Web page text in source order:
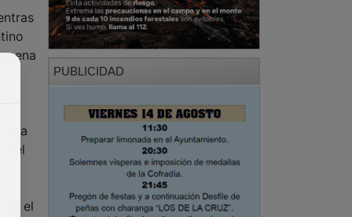
pena
el
en el
PUBLICIDAD